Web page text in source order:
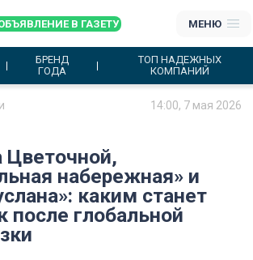
В ГАЗЕТУ МЕНЮ
БРЕНД
ГОДА
ТОП НАДЕЖНЫХ
КОМПАНИЙ
14:00, 7 мая 2026
Цветочной,
набережная» и
каким станет
после глобальной